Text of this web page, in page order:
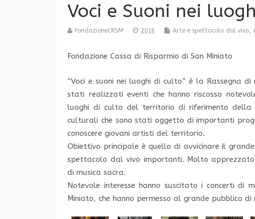
Voci e Suoni nei
FondazioneCRSM 2016 Arte e spettacolo dal vivo,
Fondazione Cassa di Risparmio di San Miniato
“Voci e suoni nei luoghi di culto” è la Rassegna
stati realizzati eventi che hanno riscosso
luoghi di culto del territorio di riferimento della
culturali che sono stati oggetto di importanti
conoscere giovani artisti del territorio.
Obiettivo principale è quello di avvicinare il
spettacolo dal vivo importanti. Molto apprezzato
di musica sacra.
Notevole interesse hanno suscitato i concerti di
Miniato, che hanno permesso al grande pubblico